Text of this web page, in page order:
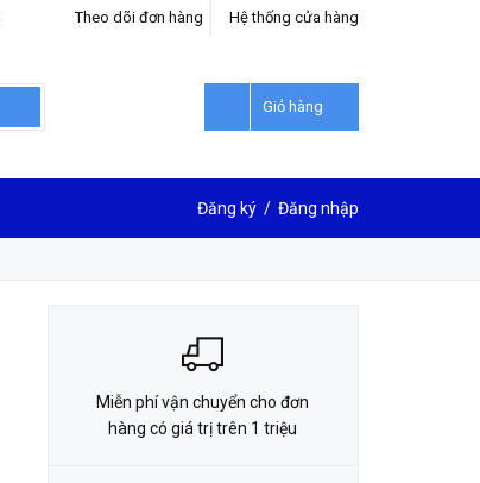
Hệ thống cửa hàng
Theo dõi đơn hàng
Giỏ hàng
Đăng ký / Đăng nhập
LIÊN HỆ ĐẶT HÀNG
Miễn phí vận chuyển cho đơn
hàng có giá trị trên 1 triệu